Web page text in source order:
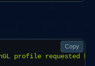
Copy